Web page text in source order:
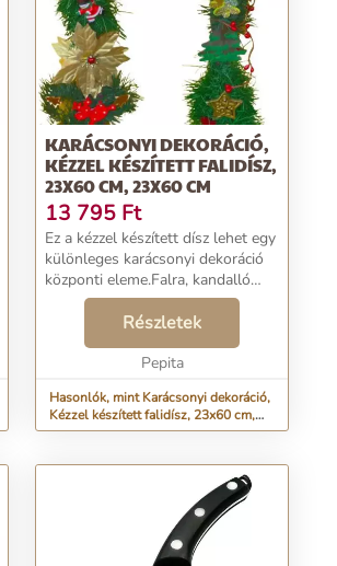
KARÁCSONYI DEKORÁCIÓ,
KÉZZEL KÉSZÍTETT FALIDÍSZ,
23X60 CM, 23X60 CM
13 795 Ft
Ez a kézzel készített dísz lehet egy
különleges karácsonyi dekoráció
központi eleme.Falra, kandalló
környékére vagy ajtóra helyezhető,
és bárhová is kerül, biztos, hogy
csodálkozó pillantásokat fog vo...
Részletek
Pepita
Hasonlók, mint Karácsonyi dekoráció,
Kézzel készített falidísz, 23x60 cm,
23x60 cm